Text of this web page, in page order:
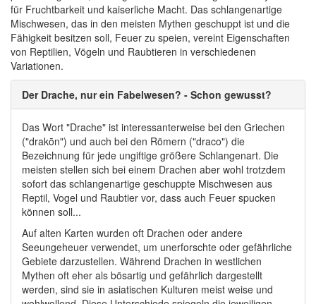
für Fruchtbarkeit und kaiserliche Macht. Das schlangenartige
Mischwesen, das in den meisten Mythen geschuppt ist und die
Fähigkeit besitzen soll, Feuer zu speien, vereint Eigenschaften
von Reptilien, Vögeln und Raubtieren in verschiedenen
Variationen.
Der Drache, nur ein Fabelwesen? - Schon gewusst?
Das Wort "Drache" ist interessanterweise bei den Griechen
("drakōn") und auch bei den Römern ("draco") die
Bezeichnung für jede ungiftige größere Schlangenart. Die
meisten stellen sich bei einem Drachen aber wohl trotzdem
sofort das schlangenartige geschuppte Mischwesen aus
Reptil, Vogel und Raubtier vor, dass auch Feuer spucken
können soll...
Auf alten Karten wurden oft Drachen oder andere
Seeungeheuer verwendet, um unerforschte oder gefährliche
Gebiete darzustellen. Während Drachen in westlichen
Mythen oft eher als bösartig und gefährlich dargestellt
werden, sind sie in asiatischen Kulturen meist weise und